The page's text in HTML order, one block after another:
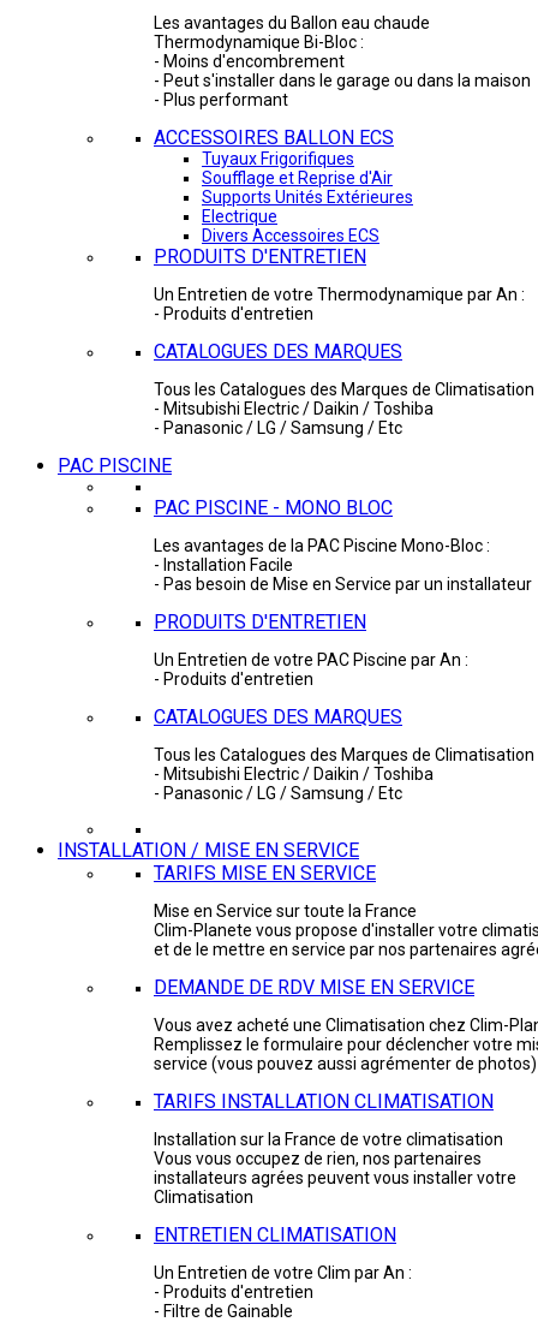
Les avantages du Ballon eau chaude
Thermodynamique Bi-Bloc :
- Moins d'encombrement
- Peut s'installer dans le garage ou dans la maison
- Plus performant
ACCESSOIRES BALLON ECS
Tuyaux Frigorifiques
Soufflage et Reprise d'Air
Supports Unités Extérieures
Electrique
Divers Accessoires ECS
PRODUITS D'ENTRETIEN
Un Entretien de votre Thermodynamique par An :
- Produits d'entretien
CATALOGUES DES MARQUES
Tous les Catalogues des Marques de Climatisation
- Mitsubishi Electric / Daikin / Toshiba
- Panasonic / LG / Samsung / Etc
PAC PISCINE
PAC PISCINE - MONO BLOC
Les avantages de la PAC Piscine Mono-Bloc :
- Installation Facile
- Pas besoin de Mise en Service par un installateur
PRODUITS D'ENTRETIEN
Un Entretien de votre PAC Piscine par An :
- Produits d'entretien
CATALOGUES DES MARQUES
Tous les Catalogues des Marques de Climatisation
- Mitsubishi Electric / Daikin / Toshiba
- Panasonic / LG / Samsung / Etc
INSTALLATION / MISE EN SERVICE
TARIFS MISE EN SERVICE
Mise en Service sur toute la France
Clim-Planete vous propose d'installer votre
et de le mettre en service par nos partenaires
DEMANDE DE RDV MISE EN SERVICE
Vous avez acheté une Climatisation chez Clim-
Remplissez le formulaire pour déclencher votre
service (vous pouvez aussi agrémenter de photos)
TARIFS INSTALLATION CLIMATISATION
Installation sur la France de votre climatisation
Vous vous occupez de rien, nos partenaires
installateurs agrées peuvent vous installer votre
Climatisation
ENTRETIEN CLIMATISATION
Un Entretien de votre Clim par An :
- Produits d'entretien
- Filtre de Gainable